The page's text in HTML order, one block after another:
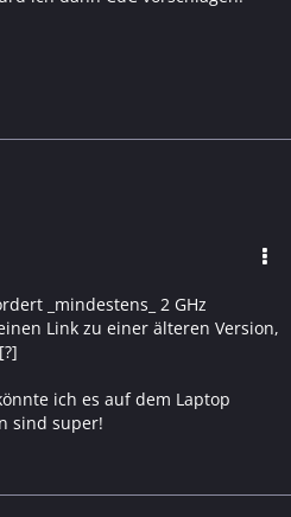
_mindestens_ 2 GHz
Link zu einer älteren Version,
ich es auf dem Laptop
sind super!